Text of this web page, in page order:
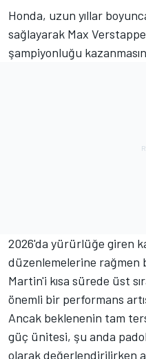
Honda, uzun yıllar
sağlayarak Max
şampiyonluğu
2026'da yürürlüğe giren
düzenlemelerine rağmen
Martin'i kısa sürede üst
önemli bir performans
Ancak beklenenin tam
güç ünitesi, şu anda
olarak değerlendirilirken